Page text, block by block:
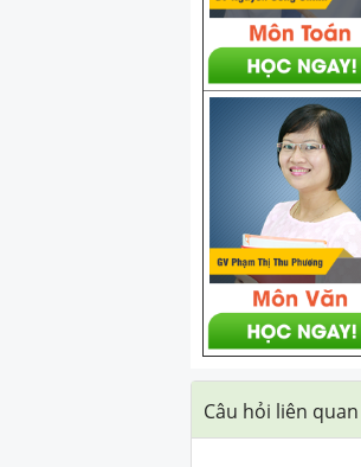
Câu hỏi liên quan